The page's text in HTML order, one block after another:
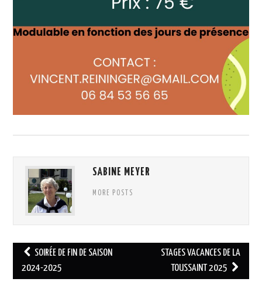
SABINE MEYER
MORE POSTS
Post navigation
SOIRÉE DE FIN DE SAISON
2024-2025
STAGES VACANCES DE LA
TOUSSAINT 2025